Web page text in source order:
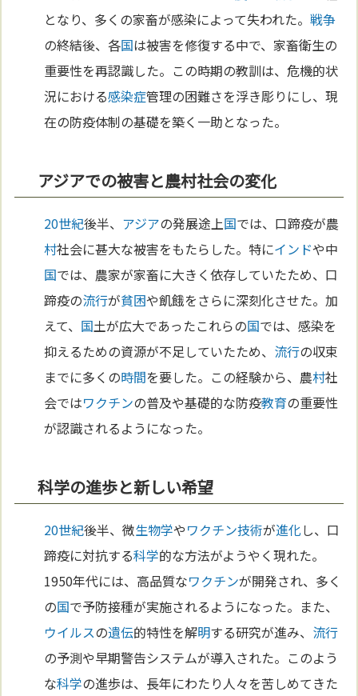
となり、多くの家畜が感染によって失われた。戦争
の終結後、各国は被害を修復する中で、家畜衛生の
重要性を再認識した。この時期の教訓は、危機的状
況における感染症管理の困難さを浮き彫りにし、現
在の防疫体制の基礎を築く一助となった。
アジアでの被害と農村社会の変化
20世紀後半、 アジアの発展途上国では、口蹄疫が農
村社会に甚大な被害をもたらした。特にインドや中
国では、農家が家畜に大きく依存していたため、口
蹄疫の流行が貧困や飢餓をさらに深刻化させた。加
えて、 国土が広大であったこれらの国では、感染を
抑えるための資源が不足していたため、 流行の収束
までに多くの時間を要した。この経験から、農村社
会ではワクチンの普及や基礎的な防疫教育の重要性
が認識されるようになった。
科学の進歩と新しい希望
20世紀後半、微生物学やワクチン技術が進化し、口
蹄疫に対抗する科学的な方法がようやく現れた。
1950年代には、高品質なワクチンが開発され、多く
の国で予防接種が実施されるようになった。また、
ウイルスの遺伝的特性を解明する研究が進み、 流行
の予測や早期警告システムが導入された。このよう
な科学の進歩は、長年にわたり人々を苦しめてきた